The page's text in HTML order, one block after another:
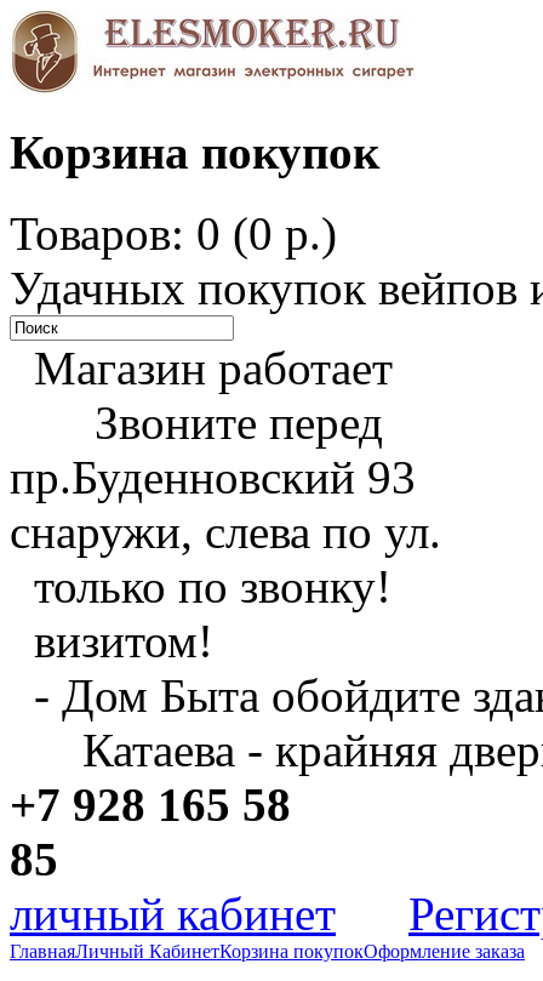
Корзина покупок
Товаров: 0 (0 р.)
Удачных покупок вейпов
Магазин работает
Звоните перед
пр.Буденновский 93
снаружи, слева по ул.
только по звонку!
визитом!
- Дом Быта обойдите
Катаева - крайняя
+7 928 165 58
личный кабинет
ГлавнаяЛичный КабинетКорзина покупокОформление заказа